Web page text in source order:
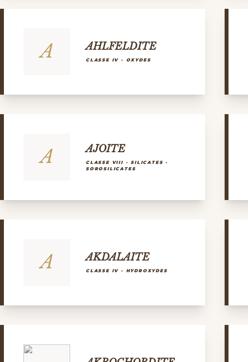
A AHLFELDITE
CLASSE IV - OXYDES
A AJOITE
CLASSE VIII - SILICATES -
SOROSILICATES
A AKDALAITE
CLASSE IV - HYDROXYDES